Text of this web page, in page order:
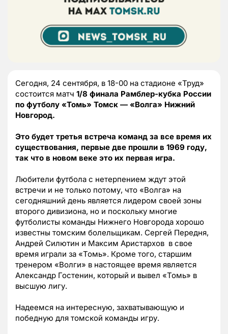
Сегодня, 24 сентября, в 18-00 на стадионе «Труд»
состоится матч 1/8 финала Рамблер-кубка России
по футболу «Томь» Томск — «Волга» Нижний
Новгород.
Это будет третья встреча команд за все время их
существования, первые две прошли в 1969 году,
так что в новом веке это их первая игра.
Любители футбола с нетерпением ждут этой
встречи и не только потому, что «Волга» на
сегодняшний день является лидером своей зоны
второго дивизиона, но и поскольку многие
футболисты команды Нижнего Новгорода хорошо
известны томским болельщикам. Сергей Передня,
Андрей Силютин и Максим Аристархов в свое
время играли за «Томь». Кроме того, старшим
тренером «Волги» в настоящее время является
Александр Гостенин, который и вывел «Томь» в
высшую лигу.
Надеемся на интересную, захватывающую и
победную для томской команды игру.